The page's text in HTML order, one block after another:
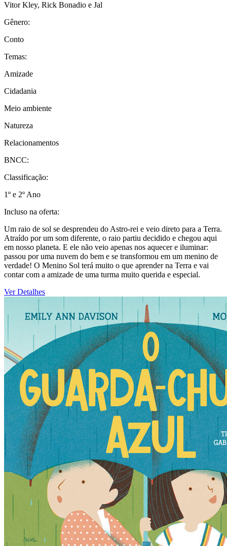
Vitor Kley, Rick Bonadio e Jal
Gênero:
Conto
Temas:
Amizade
Cidadania
Meio ambiente
Natureza
Relacionamentos
BNCC:
Classificação:
1º e 2º Ano
Incluso na oferta:
Um raio de sol se desprendeu do Astro-rei e veio direto para a Terra.
Atraído por um som diferente, o raio partiu decidido e chegou aqui
em nosso planeta. E ele não veio apenas nos aquecer e iluminar:
passou por uma nuvem do bem e se transformou em um menino de
verdade! O Menino Sol terá muito o que aprender na Terra e vai
contar com a amizade de uma turma muito querida e especial.
Ver Detalhes